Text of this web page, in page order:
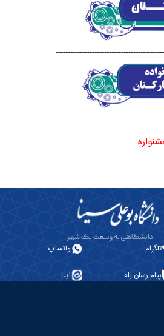
تلگرام واتساپ
پیام رسان بله ایتا